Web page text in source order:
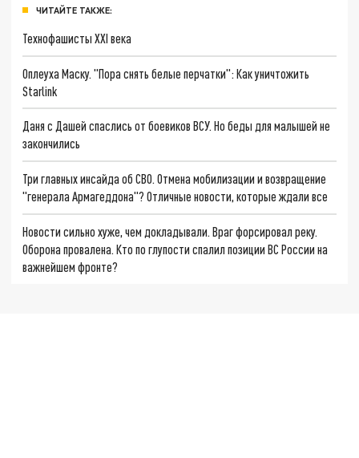
ЧИТАЙТЕ ТАКЖЕ:
Технофашисты XXI века
Оплеуха Маску. "Пора снять белые перчатки": Как уничтожить
Starlink
Даня с Дашей спаслись от боевиков ВСУ. Но беды для малышей не
закончились
Три главных инсайда об СВО. Отмена мобилизации и возвращение
"генерала Армагеддона"? Отличные новости, которые ждали все
Новости сильно хуже, чем докладывали. Враг форсировал реку.
Оборона провалена. Кто по глупости спалил позиции ВС России на
важнейшем фронте?